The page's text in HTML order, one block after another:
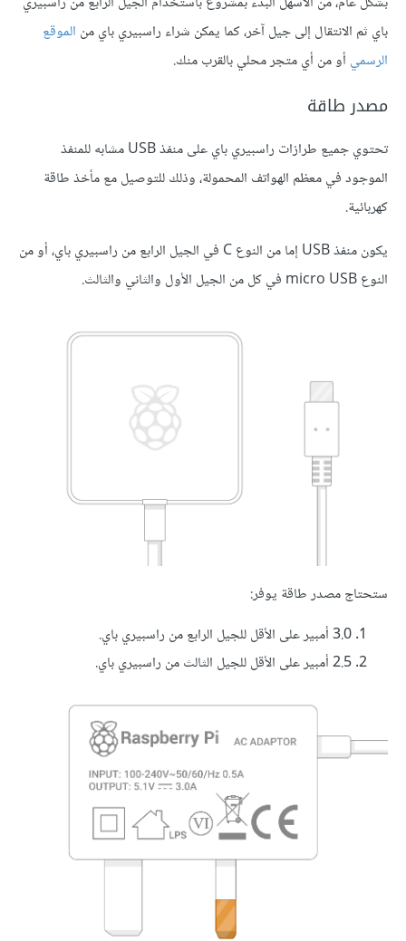
باي ثم الانتقال إلى جيل آخر، كما يمكن شراء راسبيري باي من الموقع
الرسمي أو من أي متجر محلي بالقرب منك.
مصدر طاقة
تحتوي جميع طرازات راسبيري باي على منفذ USB مشابه للمنفذ
الموجود في معظم الهواتف المحمولة، وذلك للتوصيل مع مأخذ طاقة
كهربائية.
يكون منفذ USB إما من النوع C في الجيل الرابع من راسبيري باي، أو من
النوع micro USB في كل من الجيل الأول والثاني والثالث.
ستحتاج مصدر طاقة يوفر:
3.0 أمبير على الأقل للجيل الرابع من راسبيري باي.
2.5 أمبير على الأقل للجيل الثالث من راسبيري باي.